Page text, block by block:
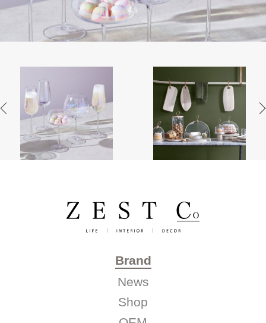
Contact
Brand
News
Shop